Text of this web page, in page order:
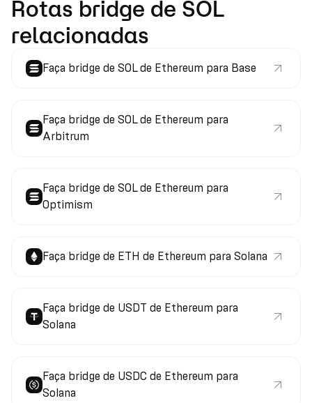
Rotas bridge de SOL
relacionadas
Faça bridge de SOL de Ethereum para Base
Faça bridge de SOL de Ethereum para
Arbitrum
Faça bridge de SOL de Ethereum para
Optimism
Faça bridge de ETH de Ethereum para Solana
Faça bridge de USDT de Ethereum para
Solana
Faça bridge de USDC de Ethereum para
Solana